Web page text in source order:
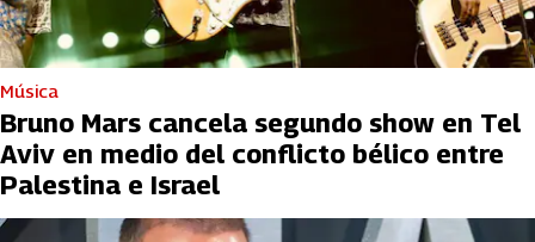
Música
Bruno Mars cancela segundo show en Tel
Aviv en medio del conflicto bélico entre
Palestina e Israel